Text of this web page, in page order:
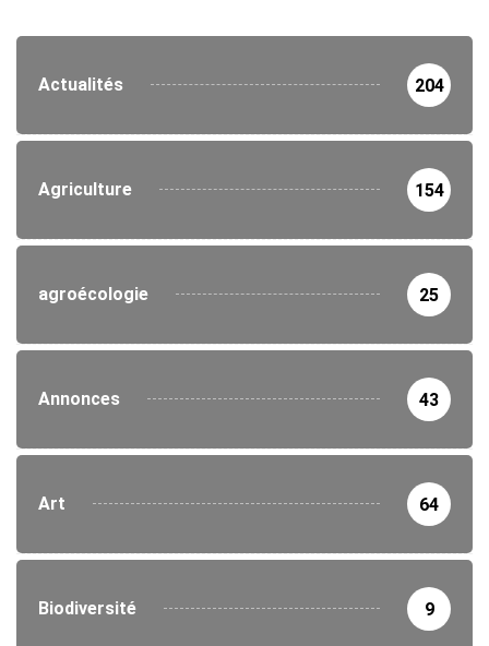
Actualités 204
Agriculture 154
agroécologie 25
Annonces 43
Art 64
Biodiversité 9